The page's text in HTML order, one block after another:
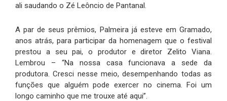
ali saudando o Zé Leôncio de Pantanal.
A par de seus prêmios, Palmeira já esteve em Gramado,
anos atrás, para participar da homenagem que o festival
prestou a seu pai, o produtor e diretor Zelito Viana.
Lembrou – “Na nossa casa funcionava a sede da
produtora. Cresci nesse meio, desempenhando todas as
funções que alguém pode exercer no cinema. Foi um
longo caminho que me trouxe até aqui”.